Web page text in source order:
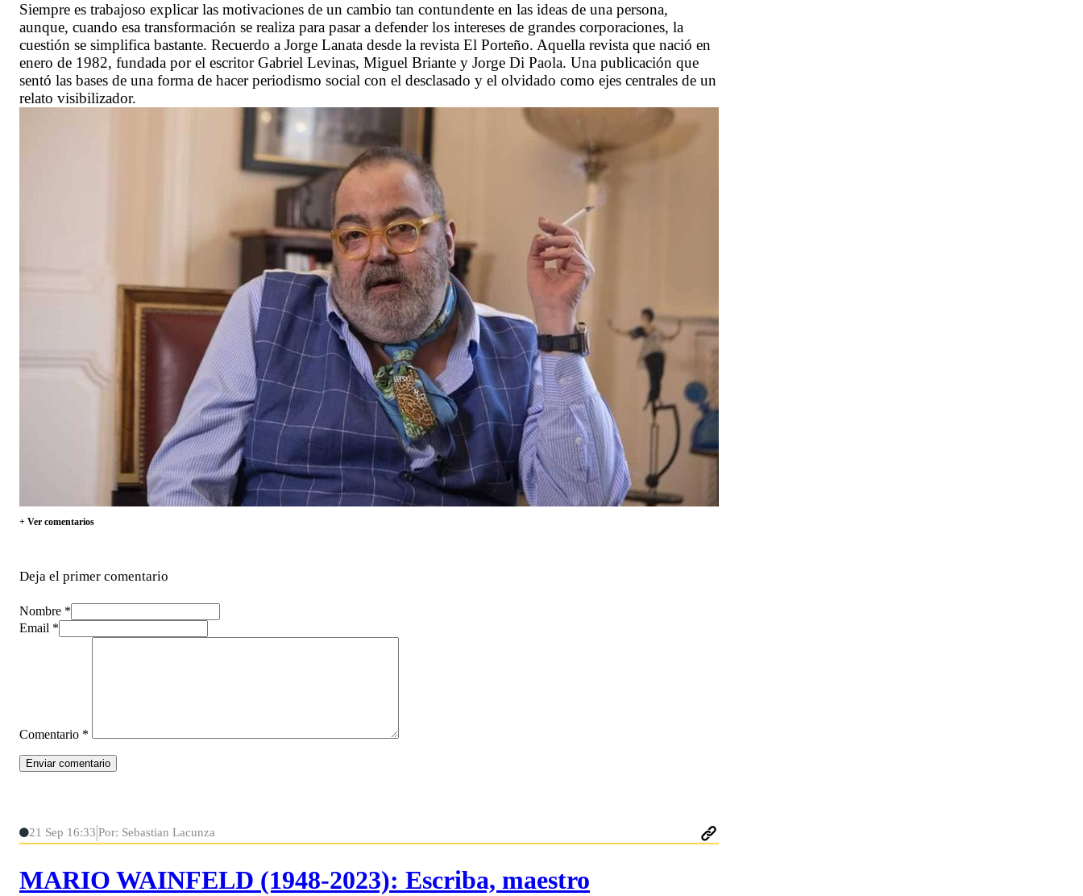
Siempre es trabajoso explicar las motivaciones de un cambio tan contundente en las ideas de una persona,
aunque, cuando esa transformación se realiza para pasar a defender los intereses de grandes corporaciones, la
cuestión se simplifica bastante. Recuerdo a Jorge Lanata desde la revista El Porteño. Aquella revista que nació en
enero de 1982, fundada por el escritor Gabriel Levinas, Miguel Briante y Jorge Di Paola. Una publicación que
sentó las bases de una forma de hacer periodismo social con el desclasado y el olvidado como ejes centrales de un
relato visibilizador.
+ Ver comentarios
Deja el primer comentario
Nombre *
Email *
Comentario *
21 Sep 16:33 Por: Sebastian Lacunza
MARIO WAINFELD (1948-2023): Escriba, maestro